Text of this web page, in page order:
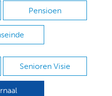
Pensioen
Senioren Visie